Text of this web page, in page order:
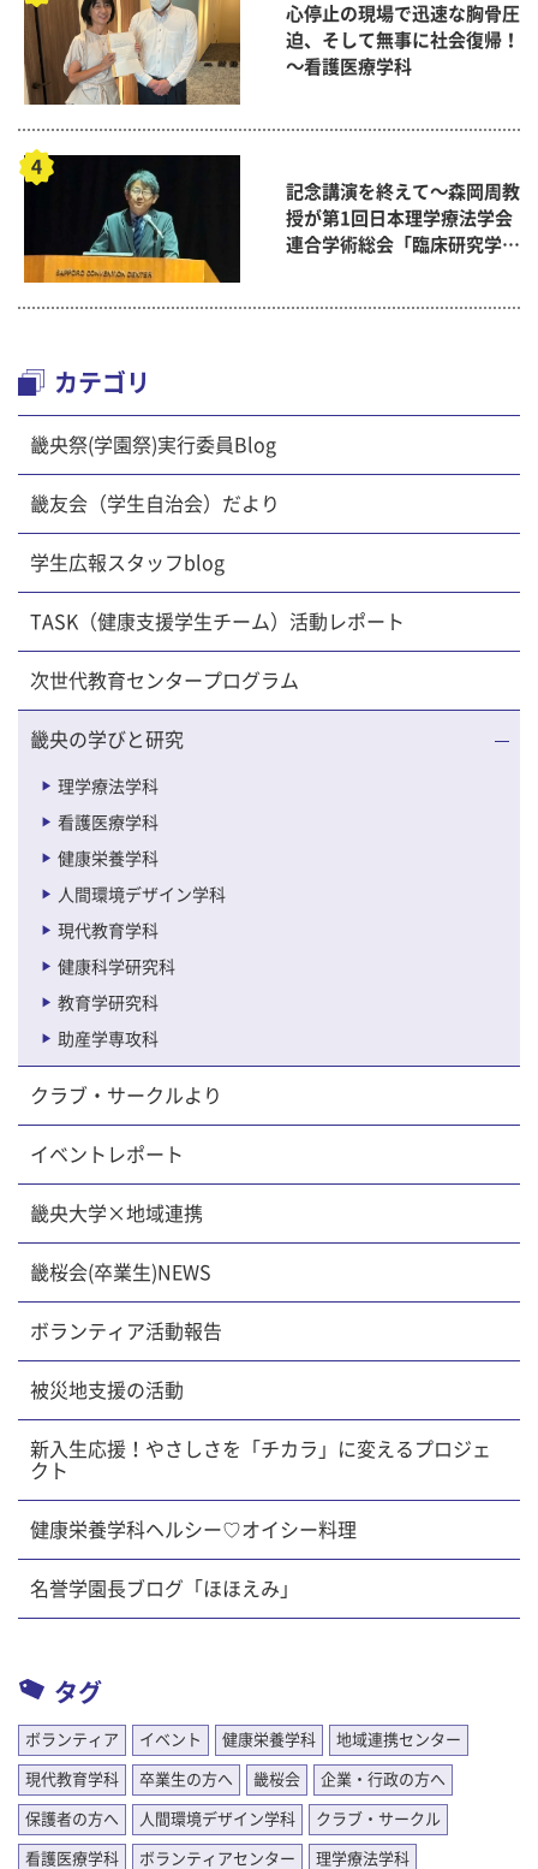
心停止の現場で迅速な胸骨圧
迫、そして無事に社会復帰！
～看護医療学科
記念講演を終えて～森岡周教
授が第1回日本理学療法学会
連合学術総会「臨床研究学術
カテゴリ
畿央祭(学園祭)実行委員Blog
畿友会（学生自治会）だより
学生広報スタッフblog
TASK（健康支援学生チーム）活動レポート
次世代教育センタープログラム
畿央の学びと研究
理学療法学科
看護医療学科
健康栄養学科
人間環境デザイン学科
現代教育学科
健康科学研究科
教育学研究科
助産学専攻科
クラブ・サークルより
イベントレポート
畿央大学×地域連携
畿桜会(卒業生)NEWS
ボランティア活動報告
被災地支援の活動
新入生応援！やさしさを「チカラ」に変えるプロジェ
クト
健康栄養学科ヘルシー♡オイシー料理
名誉学園長ブログ「ほほえみ」
タグ
ボランティア イベント 健康栄養学科 地域連携センター
現代教育学科 卒業生の方へ 畿桜会 企業・行政の方へ
保護者の方へ 人間環境デザイン学科 クラブ・サークル
看護医療学科 ボランティアセンター 理学療法学科